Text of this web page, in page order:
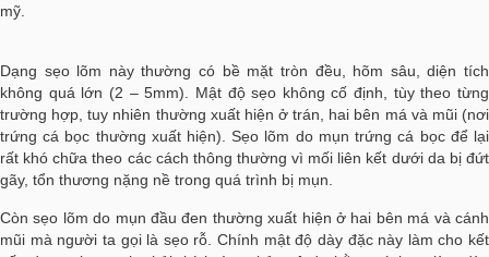
mỹ.
Dạng sẹo lõm này thường có bề mặt tròn đều, hõm sâu, diện tích
không quá lớn (2 – 5mm). Mật độ sẹo không cố định, tùy theo từng
trường hợp, tuy nhiên thường xuất hiện ở trán, hai bên má và mũi (nơi
trứng cá bọc thường xuất hiện). Sẹo lõm do mụn trứng cá bọc để lại
rất khó chữa theo các cách thông thường vì mối liên kết dưới da bị đứt
gãy, tổn thương nặng nề trong quá trình bị mụn.
Còn sẹo lõm do mụn đầu đen thường xuất hiện ở hai bên má và cánh
mũi mà người ta gọi là sẹo rỗ. Chính mật độ dày đặc này làm cho kết